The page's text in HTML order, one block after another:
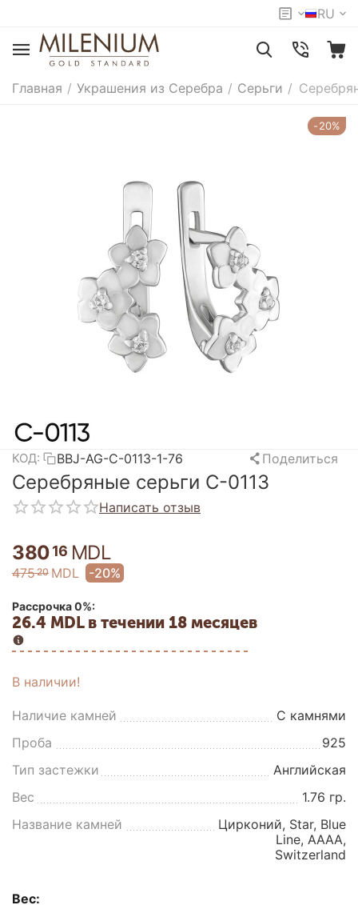
RU
Главная / Украшения из Серебра / Серьги /
-20%
КОД: BBJ-AG-C-0113-1-76 Поделиться
Серебряные серьги C-0113
Написать отзыв
38016 MDL
47520 MDL -20%
Рассрочка 0%:
26.4 MDL в течении 18 месяцев
В наличии!
Наличие камней
С камнями
Проба
925
Тип застежки
Английская
Вес
1.76 гр.
Название камней
Цирконий, Star, Blue
Line, AAAA,
Switzerland
Вес: